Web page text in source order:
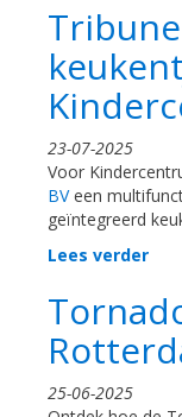
23-07-2025
Voor
BVeen
geïntegreerd
Lees verder
25-06-2025